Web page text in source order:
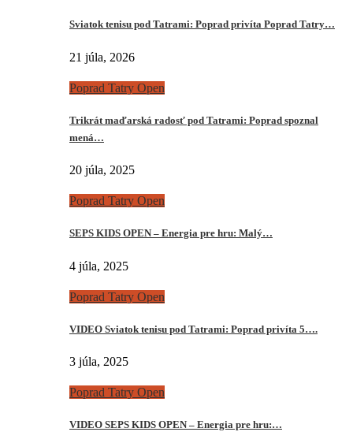
Sviatok tenisu pod Tatrami: Poprad privíta Poprad Tatry…
21 júla, 2026
Poprad Tatry Open
Trikrát maďarská radosť pod Tatrami: Poprad spoznal
mená…
20 júla, 2025
Poprad Tatry Open
SEPS KIDS OPEN – Energia pre hru: Malý…
4 júla, 2025
Poprad Tatry Open
VIDEO Sviatok tenisu pod Tatrami: Poprad privíta 5….
3 júla, 2025
Poprad Tatry Open
VIDEO SEPS KIDS OPEN – Energia pre hru:…